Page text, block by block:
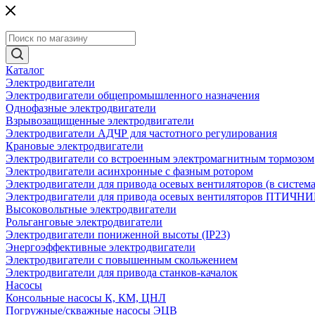
Каталог
Электродвигатели
Электродвигатели общепромышленного назначения
Однофазные электродвигатели
Взрывозащищенные электродвигатели
Электродвигатели АДЧР для частотного регулирования
Крановые электродвигатели
Электродвигатели со встроенным электромагнитным тормозом
Электродвигатели асинхронные с фазным ротором
Электродвигатели для привода осевых вентиляторов (в
Электродвигатели для привода осевых вентиляторов
Высоковольтные электродвигатели
Рольганговые электродвигатели
Электродвигатели пониженной высоты (IP23)
Энергоэффективные электродвигатели
Электродвигатели с повышенным скольжением
Электродвигатели для привода станков-качалок
Насосы
Консольные насосы К, КМ, ЦНЛ
Погружные/скважные насосы ЭЦВ